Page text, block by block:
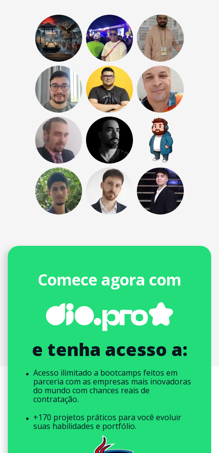
Comece agora com
e tenha acesso a:
Acesso ilimitado a bootcamps feitos em
parceria com as empresas mais inovadoras
do mundo com chances reais de
contratação.
+170 projetos práticos para você evoluir
suas habilidades e portfólio.